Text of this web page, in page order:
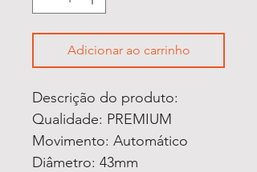
Adicionar ao carrinho
Descrição do produto:
Qualidade: PREMIUM
Movimento: Automático
Diâmetro: 43mm